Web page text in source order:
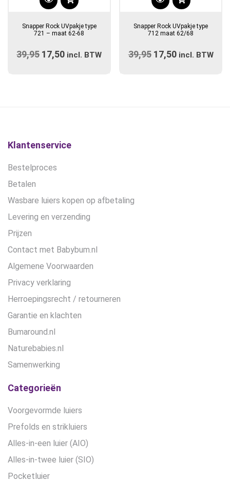
Dit
heeft
variaties.
de
Snapper Rock UVpakje type
721 – maat 62-68
39,95 Oorspronkelijke
17,50 Huidige
incl. BTW
Snapper Rock UVpakje type
712 maat 62/68
39,95 Oorspronkelijke
17,50Huidige
incl. BTW
Klantenservice
Bestelproces
Betalen
Wasbare luiers kopen op afbetaling
Levering en verzending
Prijzen
Contact met Babybum.nl
Algemene Voorwaarden
Privacy verklaring
Herroepingsrecht / retourneren
Garantie en klachten
Bumaround.nl
Naturebabies.nl
Samenwerking
Categorieën
Voorgevormde luiers
Prefolds en strikluiers
Alles-in-een luier (AIO)
Alles-in-twee luier (SIO)
Pocketluier